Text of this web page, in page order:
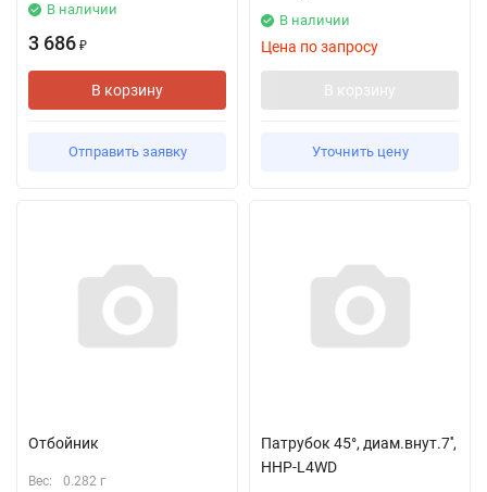
В наличии
3 686 ₽
В корзину
Отправить заявку
В наличии
Цена по запросу
В корзину
Уточнить цену
Отбойник
Вес: 0.282 г
Патрубок 45°, диам.внут.7'',
HHP-L4WD